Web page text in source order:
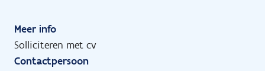
Meer info
Solliciteren met cv
Contactpersoon